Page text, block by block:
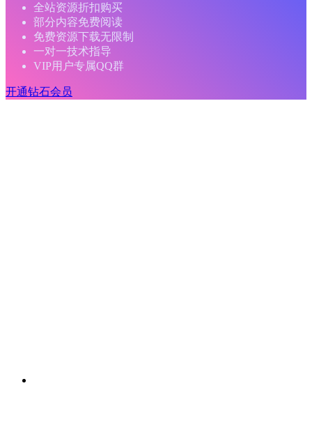
全站资源折扣购买
部分内容免费阅读
免费资源下载无限制
一对一技术指导
VIP用户专属QQ群
开通钻石会员